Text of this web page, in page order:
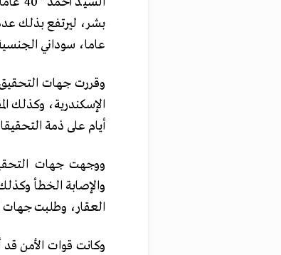
عاما، سوداني الجنسية، بجانب 4 مصابين،
وقررت جهات
أيام على ذمة
والإصابة الخطأ
العقار، وطلبت جهات
وكانت قوات الأمن